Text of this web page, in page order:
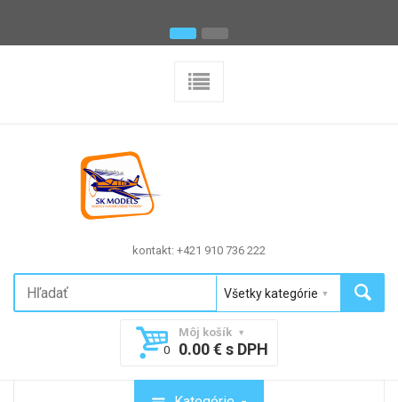
kontakt: +421 910 736 222
Môj košík
0
0.00 € s DPH